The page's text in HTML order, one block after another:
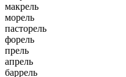
макрель
морель
пасторель
форель
прель
апрель
баррель